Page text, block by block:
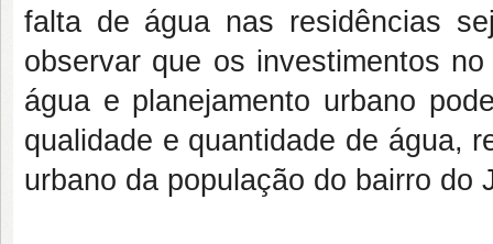
falta de água nas residências
observar que os investimentos
água e planejamento urbano
qualidade e quantidade de água,
urbano da população do bairro do